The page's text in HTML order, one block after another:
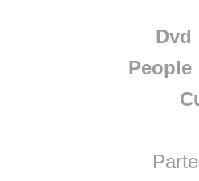
Dvd
People